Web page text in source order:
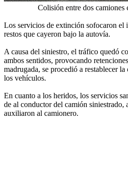
Colisión entre dos camiones
Los servicios de extinción sofocaron el
restos que cayeron bajo la autovía.
A causa del siniestro, el tráfico quedó
ambos sentidos, provocando
madrugada, se procedió a restablecer
los vehículos.
En cuanto a los heridos, los servicios
de al conductor del camión siniestrado,
auxiliaron al camionero.